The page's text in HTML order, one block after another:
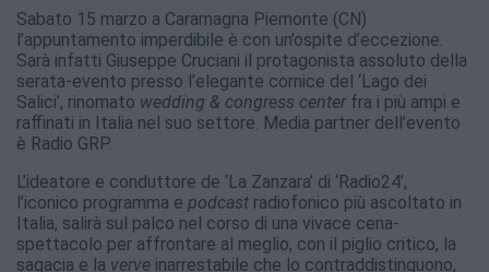
Sabato 15 marzo a Caramagna Piemonte (CN)
l’appuntamento imperdibile è con un’ospite d’eccezione.
Sarà infatti Giuseppe Cruciani il protagonista assoluto della
serata-evento presso l’elegante cornice del ‘Lago dei
Salici’, rinomato wedding & congress centerfra i più ampi e
raffinati in Italia nel suo settore. Media partner dell’evento
è Radio GRP.
L’ideatore e conduttore de ‘La Zanzara’ di ‘Radio24’,
l’iconico programma e podcast radiofonico più ascoltato in
Italia, salirà sul palco nel corso di una vivace cena-
spettacolo per affrontare al meglio, con il piglio critico, la
sagacia e la verve inarrestabile che lo contraddistinguono,